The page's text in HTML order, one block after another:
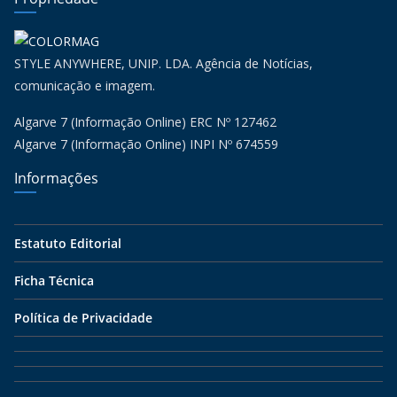
STYLE ANYWHERE, UNIP. LDA. Agência de Notícias,
comunicação e imagem.
Algarve 7 (Informação Online) ERC Nº 127462
Algarve 7 (Informação Online) INPI Nº 674559
Informações
Estatuto Editorial
Ficha Técnica
Política de Privacidade